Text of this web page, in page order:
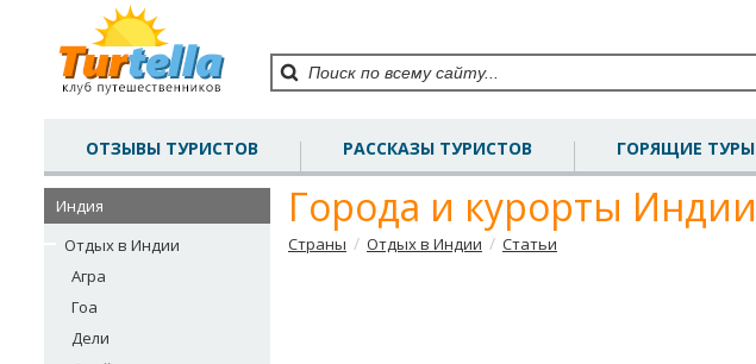
ОТЗЫВЫ ТУРИСТОВ РАССКАЗЫ ТУРИСТОВ ГОРЯЩИЕ ТУРЫ
Индия
Отдых в Индии
Агра
Гоа
Дели
Города и курорты Индии
Страны / Отдых в Индии / Статьи